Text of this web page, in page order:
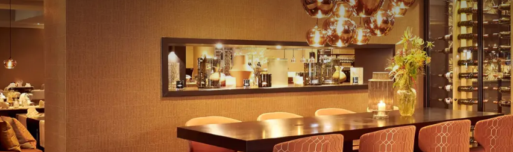
Hotel Groningen - Zuidbroek
Das Van der Valk Hotel Groningen - Zuidbroek A7 liegt nur 20 Fahrminuten von der Stadt Groningen entfernt.
Umgeben von schöner Natur und Sehenswürdigkeiten ist dieses Hotel ein perfekter Ausgangspunkt, wenn Sie
Kultur und Ruhe suchen. Darüber hinaus befindet sich das Hotel nur 20 Minuten von der Stadt entfernt und Sie
können daher alle Richtungen mit Ihrem Aufenthalt erkunden.
In den komfortablen und luxuriösen Hotelzimmern können Sie sich vollkommen entspannen. Die Zimmer
verfügen über eine herrliche Badewanne und eine separate Dusche. Nach einer erholsamen Nacht können Sie
morgens am reichhaltigen Frühstücksbuffet Platz nehmen. Hier finden Sie verschiedene Leckereien für einen
guten Start in den Tag. Nicht nur zum Frühstück können Sie sich gut aufhalten imRestaurant, sondern auch für
Wunderbar übernachten
Übernachten in geräumigen Zimmern mit Balkon oder Terrasse
Restaurant & Bar
Kulinarischen Genuss in unserem gemütlichen Restaurant oder an der Bar.